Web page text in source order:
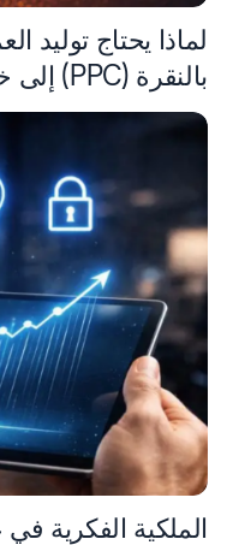
لماذا يحتاج توليد
بالنقرة (PPC) إلى خط نهاية أفضل
الملكية الفكرية